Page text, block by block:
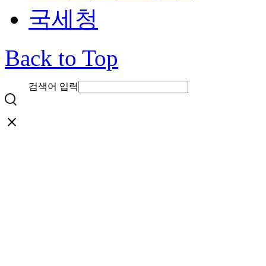
국세청
Back to Top
검색어 입력
close